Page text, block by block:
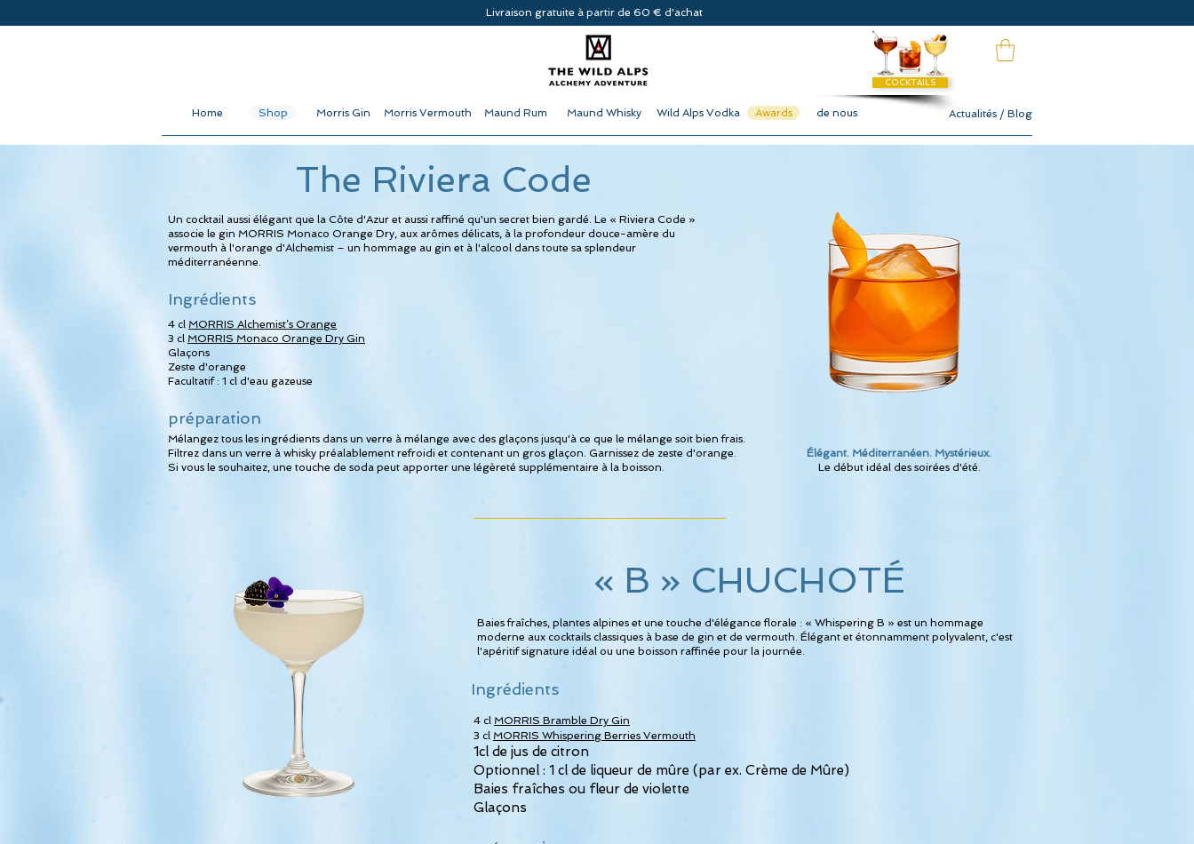
Livraison gratuite à partir de 60 € d'achat
COCKTAILS
Home Shop Morris Gin Maund Rum Maund Whisky Wild Alps Vodka Awards de nous Actualités / Blog
Morris Vermouth
The Riviera Code
Un cocktail aussi élégant que la Côte d'Azur et aussi raffiné qu'un secret bien gardé. Le « Riviera Code »
associe le gin MORRIS Monaco Orange Dry, aux arômes délicats, à la profondeur douce-amère du
vermouth à l'orange d'Alchemist – un hommage au gin et à l'alcool dans toute sa splendeur
méditerranéenne.
Ingrédients
4 cl MORRIS Alchemist’s Orange
3 cl MORRIS Monaco Orange Dry Gin
Glaçons
Zeste d'orange
Facultatif : 1 cl d'eau gazeuse
préparation
Mélangez tous les ingrédients dans un verre à mélange avec des glaçons jusqu'à ce que le mélange soit bien frais.
Filtrez dans un verre à whisky préalablement refroidi et contenant un gros glaçon. Garnissez de zeste d'orange.
Si vous le souhaitez, une touche de soda peut apporter une légèreté supplémentaire à la boisson.
Élégant. Méditerranéen. Mystérieux.
Le début idéal des soirées d'été.
« B » CHUCHOTÉ
Baies fraîches, plantes alpines et une touche d'élégance florale : « Whispering B » est un hommage
moderne aux cocktails classiques à base de gin et de vermouth. Élégant et étonnamment polyvalent, c'est
l'apéritif signature idéal ou une boisson raffinée pour la journée.
Ingrédients
4 cl MORRIS Bramble Dry Gin
3 cl MORRIS Whispering Berries Vermouth
1cl de jus de citron
Optionnel : 1 cl de liqueur de mûre (par ex. Crème de Mûre)
Baies fraîches ou fleur de violette
Glaçons